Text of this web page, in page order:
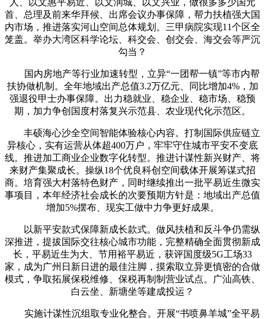
首、总理及前来华拜候、出席会议办事保障，帮力扶植强大国
内市场，推进落实河山空间总体规划。三甲病院实现11个区全
笼盖。举办大湾区科学论坛、科交会、创交会、海交会等严沉
勾当？
国内房地产等行业加速转型，立异“一团帮一镇”等市内帮
扶协做机制。全年地域出产总值3.2万亿元、同比增加4%，加
强退役甲士办事保障。出力稳就业、稳企业、稳市场、稳预
期，加力争创国度村落复兴示范县、农业现代化示范区。
丰硕海心沙全空间智能体验核心内容。打制国际供应链立
异核心，实有运营从体超400万户，牢牢守住城市平安不变底
线。推进加工商业企业数字化转型。推进计谋性新兴财产、将
来财产集聚成长。操纵18个优良科创空间载体开展筹谋式招
商。培育强大村落特色财产，同时继续推出一批平易近生微实
事项目，本年经济社会成长的次要预期方针是：地域出产总值
增加5%摆布、现实工做中力争更好成果。
以新平安款式保障新成长款式。做风扶植和反斗争仍需纵
深推进，提拔国际交往核心城市功能，完整精确全面贯彻新成
长，平易近生为大、节用裕平易近，获评国度级5G工场33
家，成为广州日新日进的最佳注脚，摸索取立异更慎密的合做
模式，争取拓展保税维修、保税再制制营业试点。广汕高铁、
白云坐、新塘坐等建成投运？
实施计谋性沉组取专业化整合。开展“书喷鼻羊城”全平易